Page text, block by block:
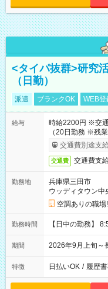
<タイパ抜群>研究
（日勤）
派遣 ブランクOK WEB登
給与
時給2200円 ※交
（20日勤務 ※残
交通費別途支
交通費 交通費支
勤務地
兵庫県三田市
ウッディタウン中
空調ありの職場!
勤務時間 【日中の勤務】
期間 2026年9月上旬～
特徴 日払いOK / 履歴